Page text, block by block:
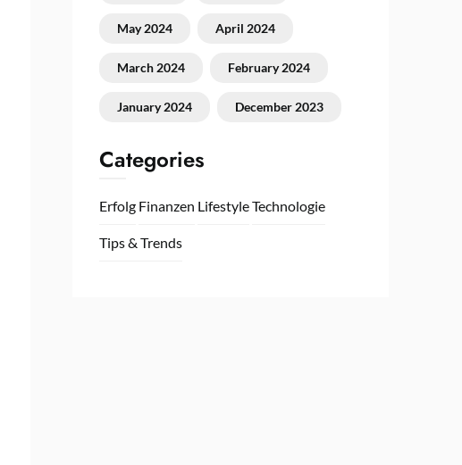
May 2024 April 2024
March 2024 February 2024
January 2024 December 2023
Categories
Erfolg Finanzen LifestyleTechnologie
Tips & Trends